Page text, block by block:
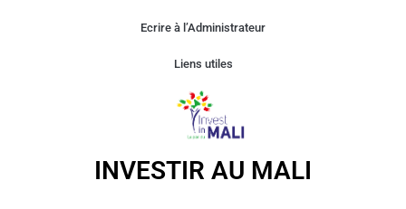
Ecrire à l’Administrateur
Liens utiles
INVESTIR AU MALI